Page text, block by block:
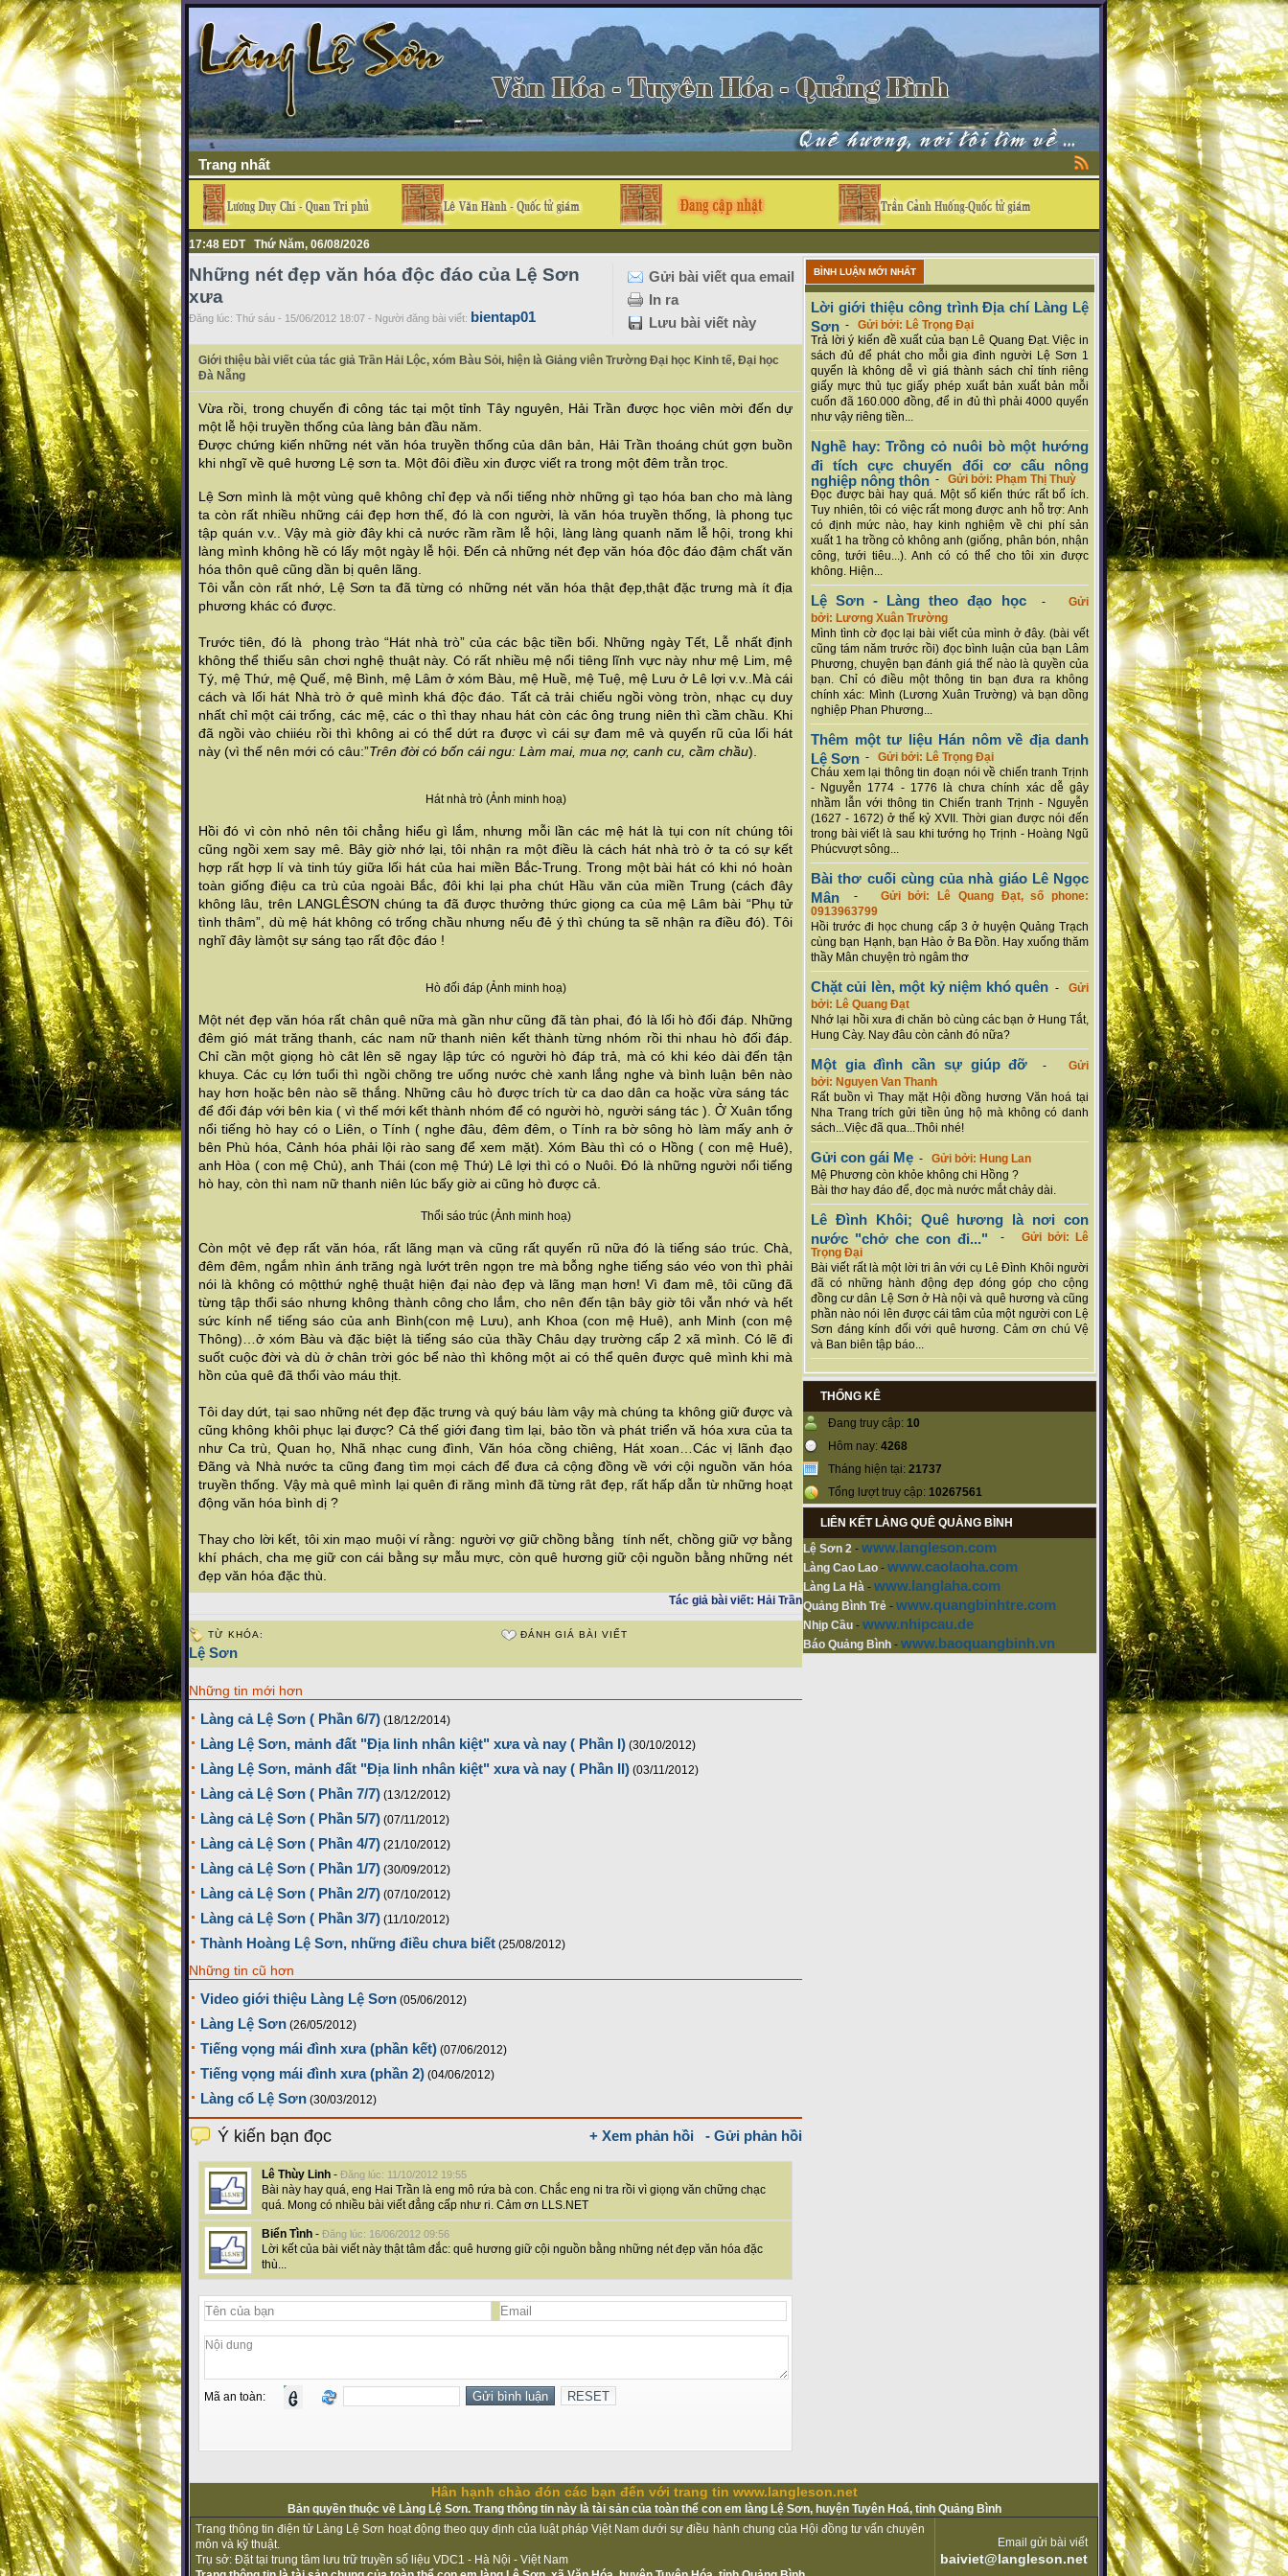
Trang nhất
17:48 EDT Thứ Năm, 06/08/2026
Gửi bài viết qua email
In ra
Lưu bài viết này
Những nét đẹp văn hóa độc đáo của Lệ Sơn
xưa
Đăng lúc: Thứ sáu - 15/06/2012 18:07 - Người đăng bài viết: bientap01
Giới thiệu bài viết của tác giả Trần Hải Lộc, xóm Bàu Sỏi, hiện là Giảng viên Trường Đại học Kinh tế, Đại học
Đà Nẵng
Vừa rồi, trong chuyến đi công tác tại một tỉnh Tây nguyên, Hải Trần được học viên mời đến dự
một lễ hội truyền thống của làng bản đầu năm.
Được chứng kiến những nét văn hóa truyền thống của dân bản, Hải Trần thoáng chút gợn buồn
khi nhgĩ về quê hương Lệ sơn ta. Một đôi điều xin được viết ra trong một đêm trằn trọc.
Lệ Sơn mình là một vùng quê không chỉ đẹp và nổi tiếng nhờ những gì tạo hóa ban cho mà làng
ta còn rất nhiều những cái đẹp hơn thế, đó là con người, là văn hóa truyền thống, là phong tục
tập quán v.v.. Vậy mà giờ đây khi cả nước rầm rầm lễ hội, làng làng quanh năm lễ hội, trong khi
làng mình không hề có lấy một ngày lễ hội. Đến cả những nét đẹp văn hóa độc đáo đậm chất văn
hóa thôn quê cũng dần bị quên lãng.
Tôi vẫn còn rất nhớ, Lệ Sơn ta đã từng có những nét văn hóa thật đẹp,thật đặc trưng mà ít địa
phương khác có được.
Trước tiên, đó là phong trào “Hát nhà trò” của các bậc tiền bối. Những ngày Tết, Lễ nhất định
không thể thiếu sân chơi nghệ thuật này. Có rất nhiều mệ nổi tiêng lĩnh vực này như mệ Lim, mệ
Tý, mệ Thứ, mệ Quế, mệ Bình, mệ Lâm ở xóm Bàu, mệ Huề, mệ Tuệ, mệ Lưu ở Lê lợi v.v..Mà cái
cách và lối hát Nhà trò ở quê mình khá độc đáo. Tất cả trải chiếu ngồi vòng tròn, nhạc cụ duy
nhất chỉ một cái trống, các mệ, các o thì thay nhau hát còn các ông trung niên thì cầm chầu. Khi
đã ngồi vào chiiéu rồi thì không ai có thể dứt ra được vì cái sự đam mê và quyến rũ của lối hát
này (vì thế nên mới có câu:”Trên đời có bốn cái ngu: Làm mai, mua nợ, canh cu, cầm chầu).
Hát nhà trò (Ảnh minh hoạ)
Hồi đó vì còn nhỏ nên tôi chẳng hiểu gì lắm, nhưng mỗi lần các mệ hát là tụi con nít chúng tôi
cũng ngồi xem say mê. Bây giờ nhớ lại, tôi nhận ra một điều là cách hát nhà trò ở ta có sự kết
hợp rất hợp lí và tinh túy giữa lối hát của hai miền Bắc-Trung. Trong một bài hát có khi nó hoàn
toàn giống điệu ca trù của ngoài Bắc, đôi khi lại pha chút Hầu văn của miền Trung (cách đây
không lâu, trên LANGLÊSƠN chúng ta đã được thưởng thức giọng ca của mệ Lâm bài “Phụ tử
tình thâm”, dù mệ hát không có trống chầu nhưng nếu đẻ ý thì chúng ta sẽ nhận ra điều đó). Tôi
nghĩ đây làmột sự sáng tạo rất độc đáo !
Hò đối đáp (Ảnh minh hoạ)
Một nét đẹp văn hóa rất chân quê nữa mà gần như cũng đã tàn phai, đó là lối hò đối đáp. Những
đêm gió mát trăng thanh, các nam nữ thanh niên kết thành từng nhóm rồi thi nhau hò đối đáp.
Chỉ cần một giọng hò cât lên sẽ ngay lập tức có người hò đáp trả, mà có khi kéo dài đến tận
khuya. Các cụ lớn tuổi thì ngồi chõng tre uống nước chè xanh lắng nghe và bình luận bên nào
hay hơn hoặc bên nào sẽ thắng. Những câu hò được trích từ ca dao dân ca hoặc vừa sáng tác
để đối đáp với bên kia ( vì thế mới kết thành nhóm để có người hò, người sáng tác ). Ở Xuân tổng
nổi tiếng hò hay có o Liên, o Tính ( nghe đâu, đêm đêm, o Tính ra bờ sông hò làm mấy anh ở
bên Phù hóa, Cảnh hóa phải lội rào sang để xem mặt). Xóm Bàu thì có o Hồng ( con mệ Huê),
anh Hòa ( con mệ Chủ), anh Thái (con mệ Thứ) Lê lợi thì có o Nuôi. Đó là những người nổi tiếng
hò hay, còn thì nam nữ thanh niên lúc bấy giờ ai cũng hò được cả.
Thổi sáo trúc (Ảnh minh hoạ)
Còn một vẻ đẹp rất văn hóa, rất lãng mạn và cũng rất quyến rũ nữa đó là tiếng sáo trúc. Chà,
đêm đêm, ngắm nhìn ánh trăng ngà lướt trên ngọn tre mà bỗng nghe tiếng sáo véo von thì phải
nói là không có mộtthứ nghệ thuật hiện đại nào đẹp và lãng mạn hơn! Vì đam mê, tôi cũng đã
từng tập thổi sáo nhưng không thành công cho lắm, cho nên đến tận bây giờ tôi vẫn nhớ và hết
sức kính nể tiếng sáo của anh Bình(con mệ Lưu), anh Khoa (con mệ Huê), anh Minh (con mệ
Thông)…ở xóm Bàu và đặc biệt là tiếng sáo của thầy Châu dạy trường cấp 2 xã mình. Có lẽ đi
suốt cuộc đời và dù ở chân trời góc bể nào thì không một ai có thể quên được quê mình khi mà
hồn của quê đã thổi vào máu thịt.
Tôi day dứt, tại sao những nét đẹp đặc trưng và quý báu làm vậy mà chúng ta không giữ được và
cũng không khôi phục lại được? Cả thế giới đang tìm lại, bảo tồn và phát triển vă hóa xưa của ta
như Ca trù, Quan họ, Nhã nhạc cung đình, Văn hóa cồng chiêng, Hát xoan…Các vị lãnh đạo
Đãng và Nhà nước ta cũng đang tìm mọi cách để đưa cả cộng đồng về với cội nguồn văn hóa
truyền thống. Vậy mà quê mình lại quên đi răng mình đã từng rât đẹp, rất hấp dẫn từ những hoạt
động văn hóa bình dị ?
Thay cho lời kết, tôi xin mạo muội ví rằng: người vợ giữ chồng bằng tính nết, chồng giữ vợ bằng
khí phách, cha mẹ giữ con cái bằng sự mẫu mực, còn quê hương giữ cội nguồn bằng những nét
đẹp văn hóa đặc thù.
Tác giả bài viết: Hải Trần
TỪ KHÓA:
Lệ Sơn
ĐÁNH GIÁ BÀI VIẾT
Những tin mới hơn
Làng cả Lệ Sơn ( Phần 6/7) (18/12/2014)
Làng Lệ Sơn, mảnh đất "Địa linh nhân kiệt" xưa và nay ( Phần I) (30/10/2012)
Làng Lệ Sơn, mảnh đất "Địa linh nhân kiệt" xưa và nay ( Phần II) (03/11/2012)
Làng cả Lệ Sơn ( Phần 7/7) (13/12/2012)
Làng cả Lệ Sơn ( Phần 5/7) (07/11/2012)
Làng cả Lệ Sơn ( Phần 4/7) (21/10/2012)
Làng cả Lệ Sơn ( Phần 1/7) (30/09/2012)
Làng cả Lệ Sơn ( Phần 2/7) (07/10/2012)
Làng cả Lệ Sơn ( Phần 3/7) (11/10/2012)
Thành Hoàng Lệ Sơn, những điều chưa biết (25/08/2012)
Những tin cũ hơn
Video giới thiệu Làng Lệ Sơn (05/06/2012)
Làng Lệ Sơn (26/05/2012)
Tiếng vọng mái đình xưa (phần kết) (07/06/2012)
Tiếng vọng mái đình xưa (phần 2) (04/06/2012)
Làng cổ Lệ Sơn (30/03/2012)
+ Xem phản hồi - Gửi phản hồi
Ý kiến bạn đọc
Lê Thùy Linh - Đăng lúc: 11/10/2012 19:55
Bài này hay quá, eng Hai Trần là eng mô rứa bà con. Chắc eng ni tra rồi vì giọng văn chững chạc
quá. Mong có nhiều bài viết đẳng cấp như ri. Cảm ơn LLS.NET
Biển Tình - Đăng lúc: 16/06/2012 09:56
Lời kết của bài viết này thật tâm đắc: quê hương giữ cội nguồn bằng những nét đẹp văn hóa đặc
thù...
Mã an toàn:
BÌNH LUẬN MỚI NHẤT
Lời giới thiệu công trình Địa chí Làng Lệ
Sơn - Gửi bởi: Lê Trọng Đại
Trả lời ý kiến đề xuất của bạn Lê Quang Đạt. Việc in
sách đủ để phát cho mỗi gia đình người Lệ Sơn 1
quyển là không dễ vì giá thành sách chỉ tính riêng
giấy mực thủ tục giấy phép xuất bản xuất bản mỗi
cuốn đã 160.000 đồng, để in đủ thì phải 4000 quyển
như vậy riêng tiền...
Nghề hay: Trồng cỏ nuôi bò một hướng
đi tích cực chuyển đổi cơ cấu nông
nghiệp nông thôn - Gửi bởi: Phạm Thị Thuỳ
Đọc được bài hay quá. Một số kiến thức rất bổ ích.
Tuy nhiên, tôi có việc rất mong được anh hỗ trợ: Anh
có định mức nào, hay kinh nghiệm về chi phí sản
xuất 1 ha trồng cỏ không anh (giống, phân bón, nhận
công, tưới tiêu...). Anh có có thể cho tôi xin được
không. Hiện...
Lệ Sơn - Làng theo đạo học-Gửi
bởi: Lương Xuân Trường
Mình tình cờ đọc lại bài viết của mình ở đây. (bài vết
cũng tám năm trước rồi) đọc bình luận của bạn Lâm
Phương, chuyện bạn đánh giá thế nào là quyền của
bạn. Chỉ có điều một thông tin bạn đưa ra không
chính xác: Mình (Lương Xuân Trường) và bạn dồng
nghiệp Phan Phương...
Thêm một tư liệu Hán nôm về địa danh
Lệ Sơn - Gửi bởi: Lê Trọng Đại
Cháu xem lại thông tin đoạn nói về chiến tranh Trịnh
- Nguyễn 1774 - 1776 là chưa chính xác dễ gây
nhầm lẫn với thông tin Chiến tranh Trịnh - Nguyễn
(1627 - 1672) ở thế kỷ XVII. Thời gian được nói đến
trong bài viết là sau khi tướng họ Trịnh - Hoàng Ngũ
Phúcvượt sông...
Bài thơ cuối cùng của nhà giáo Lê Ngọc
Mân - Gửi bởi: Lê Quang Đạt, số phone:
0913963799
Hồi trước đi học chung cấp 3 ở huyện Quảng Trạch
cùng bạn Hạnh, bạn Hào ở Ba Đồn. Hay xuống thăm
thầy Mân chuyện trò ngâm thơ
Chặt củi lèn, một kỷ niệm khó quên-Gửi
bởi: Lê Quang Đạt
Nhớ lại hồi xưa đi chăn bò cùng các bạn ở Hung Tắt,
Hung Cày. Nay đâu còn cảnh đó nữa?
Một gia đình cần sự giúp đỡ -Gửi
bởi: Nguyen Van Thanh
Rất buồn vì Thay mặt Hội đồng hương Văn hoá tại
Nha Trang trích gửi tiền ủng hộ mà không có danh
sách...Việc đã qua...Thôi nhé!
Gửi con gái Mẹ - Gửi bởi: Hung Lan
Mệ Phương còn khỏe không chi Hồng ?
Bài thơ hay đáo để, đọc mà nước mắt chảy dài.
Lê Đình Khôi; Quê hương là nơi con
nước "chở che con đi..." - Gửi bởi: Lê
Trọng Đại
Bài viết rất là một lời tri ân với cụ Lê Đình Khôi người
đã có những hành động đẹp đóng góp cho cộng
đồng cư dân Lệ Sơn ở Hà nội và quê hương và cũng
phần nào nói lên được cái tâm của một người con Lệ
Sơn đáng kính đối với quê hương. Cảm ơn chú Vệ
và Ban biên tập báo...
THỐNG KÊ
Đang truy cập: 10
Hôm nay: 4268
Tháng hiện tại: 21737
Tổng lượt truy cập: 10267561
LIÊN KẾT LÀNG QUÊ QUẢNG BÌNH
Lệ Sơn 2 - www.langleson.com
Làng Cao Lao - www.caolaoha.com
Làng La Hà - www.langlaha.com
Quảng Bình Trẻ - www.quangbinhtre.com
Nhịp Cầu - www.nhipcau.de
Báo Quảng Bình - www.baoquangbinh.vn
Hân hạnh chào đón các bạn đến với trang tin www.langleson.net
Bản quyền thuộc về Làng Lệ Sơn. Trang thông tin này là tài sản của toàn thể con em làng Lệ Sơn, huyện Tuyên Hoá, tỉnh Quảng Bình
Trang thông tin điện tử Làng Lệ Sơn hoạt động theo quy định của luật pháp Vịệt Nam dưới sự điều hành chung của Hội đồng tư vấn chuyên
môn và kỹ thuật.
Trụ sở: Đặt tại trung tâm lưu trữ truyền số liệu VDC1 - Hà Nội - Việt Nam
Email gửi bài viết
baiviet@langleson.net